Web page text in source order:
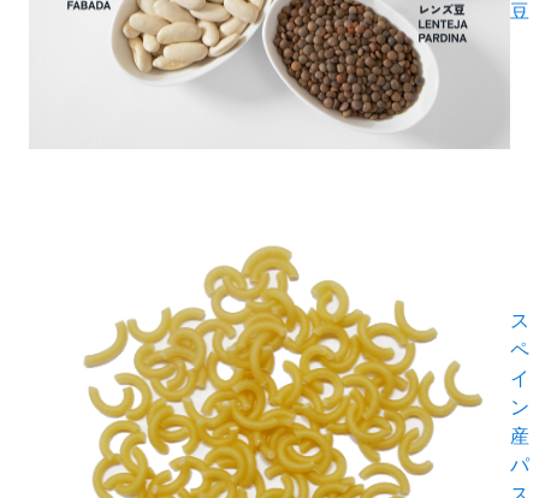
豆
ス
ペ
イ
ン
産
パ
ス